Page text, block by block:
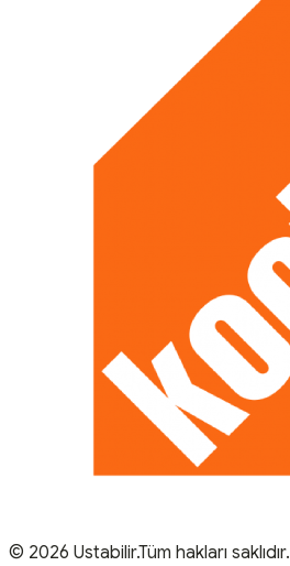
© 2026 Ustabilir.Tüm hakları saklıdır.